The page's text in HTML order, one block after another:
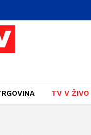
TV V ŽIVO